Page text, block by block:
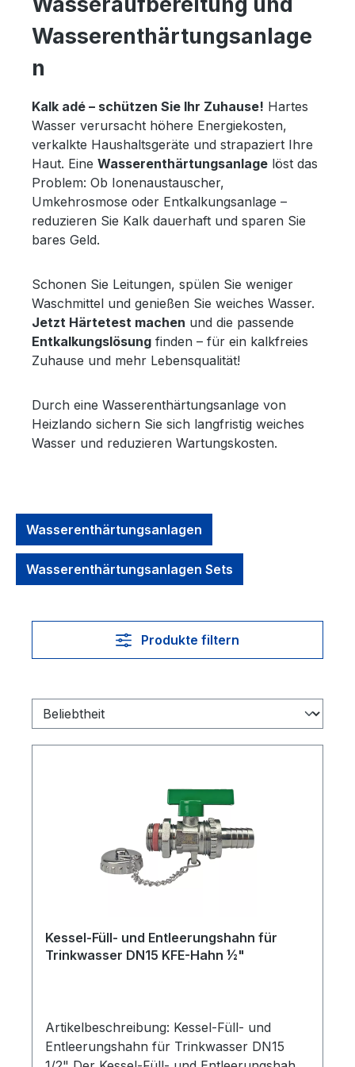
Wasserenthärtungsanlage
n
Kalk adé – schützen Sie Ihr Zuhause! Hartes
Wasser verursacht höhere Energiekosten,
verkalkte Haushaltsgeräte und strapaziert Ihre
Haut. Eine Wasserenthärtungsanlage löst das
Problem: Ob Ionenaustauscher,
Umkehrosmose oder Entkalkungsanlage –
reduzieren Sie Kalk dauerhaft und sparen Sie
bares Geld.
Schonen Sie Leitungen, spülen Sie weniger
Waschmittel und genießen Sie weiches Wasser.
Jetzt Härtetest machen und die passende
Entkalkungslösung finden – für ein kalkfreies
Zuhause und mehr Lebensqualität!
Durch eine Wasserenthärtungsanlage von
Heizlando sichern Sie sich langfristig weiches
Wasser und reduzieren Wartungskosten.
Wasserenthärtungsanlagen
Wasserenthärtungsanlagen Sets
Produkte filtern
Kessel-Füll- und Entleerungshahn für
Trinkwasser DN15 KFE-Hahn ½"
Artikelbeschreibung: Kessel-Füll- und
Entleerungshahn für Trinkwasser DN15